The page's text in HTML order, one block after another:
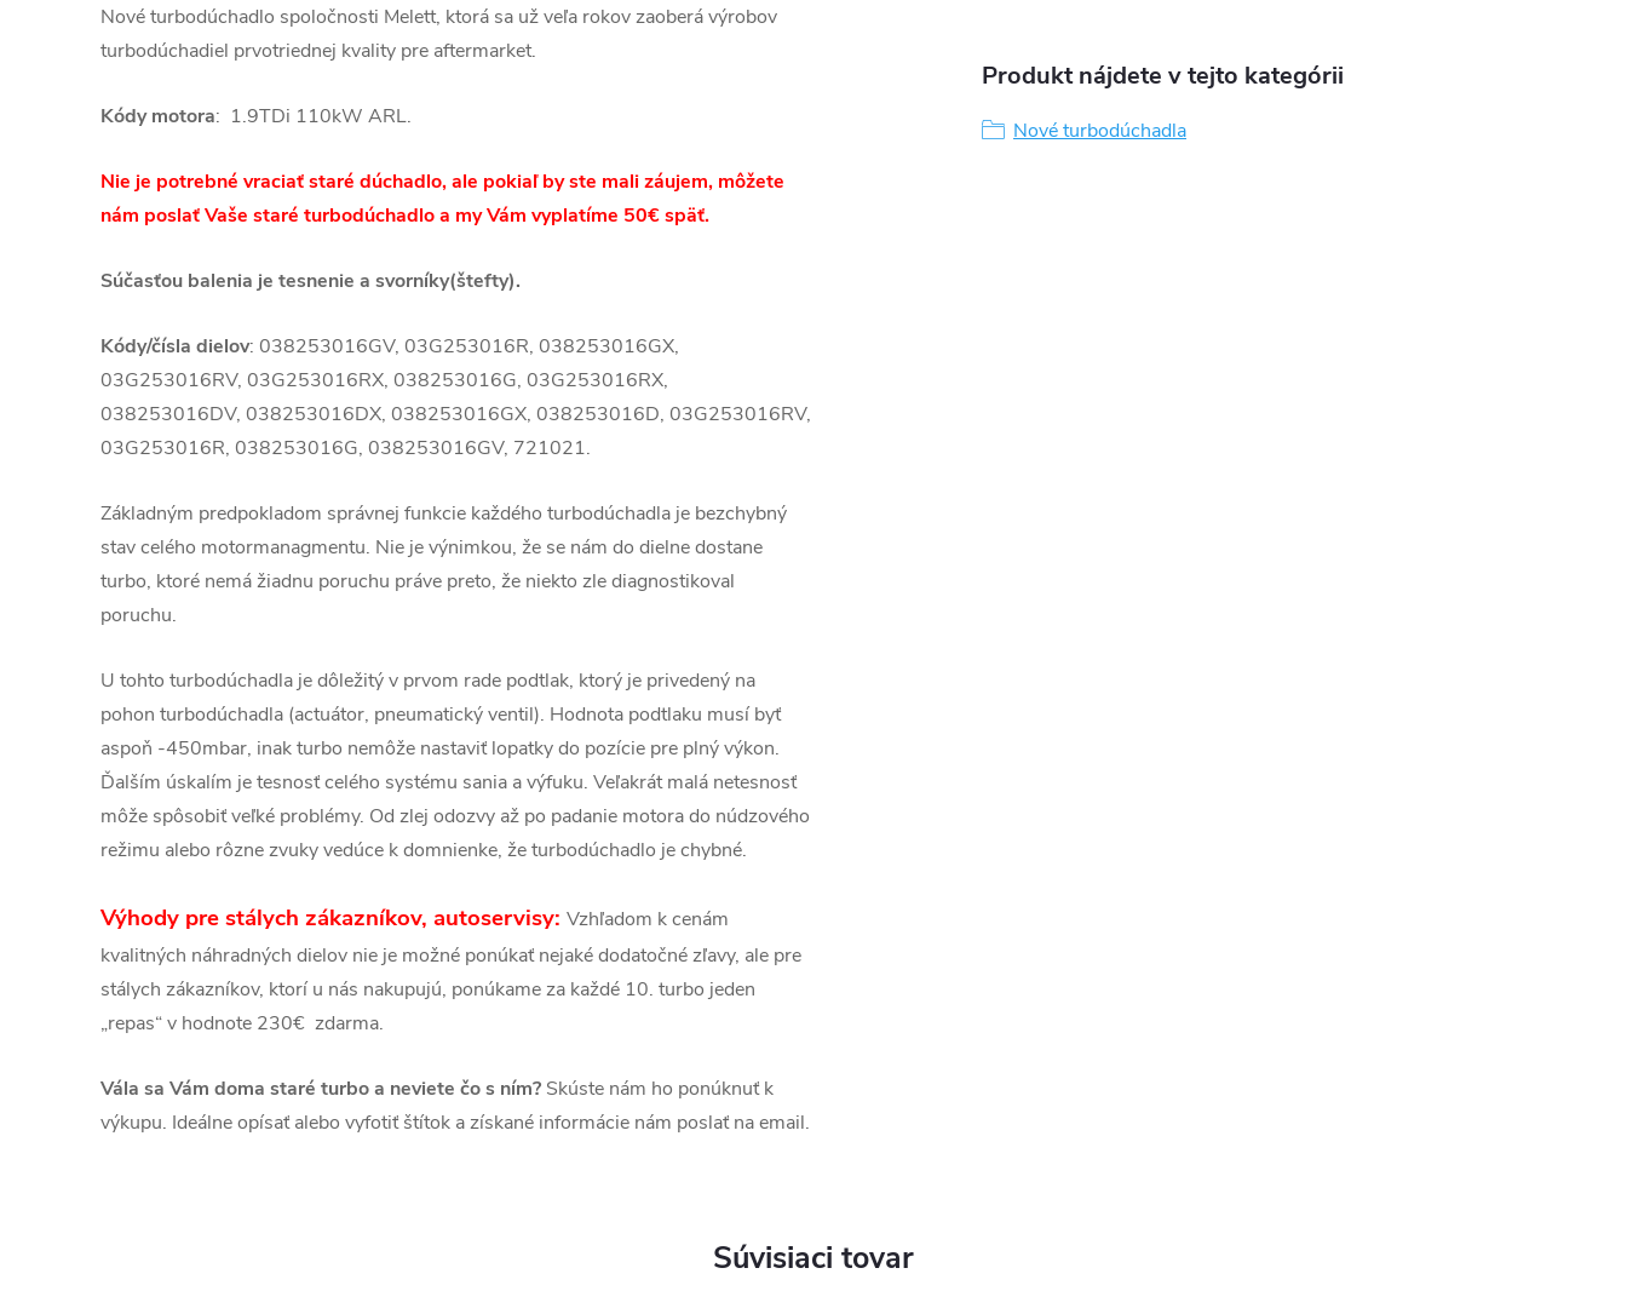
Nové turbodúchadlo spoločnosti Melett, ktorá sa už veľa rokov zaoberá výrobov
turbodúchadiel prvotriednej kvality pre aftermarket.
Kódy motora: 1.9TDi 110kW ARL.
Nie je potrebné vraciať staré dúchadlo, ale pokiaľ by ste mali záujem, môžete
nám poslať Vaše staré turbodúchadlo a my Vám vyplatíme 50€ späť.
Súčasťou balenia je tesnenie a svorníky(štefty).
Kódy/čísla dielov: 038253016GV, 03G253016R, 038253016GX,
03G253016RV, 03G253016RX, 038253016G, 03G253016RX,
038253016DV, 038253016DX, 038253016GX, 038253016D, 03G253016RV,
03G253016R, 038253016G, 038253016GV, 721021.
Základným predpokladom správnej funkcie každého turbodúchadla je bezchybný
stav celého motormanagmentu. Nie je výnimkou, že se nám do dielne dostane
turbo, ktoré nemá žiadnu poruchu práve preto, že niekto zle diagnostikoval
poruchu.
U tohto turbodúchadla je dôležitý v prvom rade podtlak, ktorý je privedený na
pohon turbodúchadla (actuátor, pneumatický ventil). Hodnota podtlaku musí byť
aspoň -450mbar, inak turbo nemôže nastaviť lopatky do pozície pre plný výkon.
Ďalším úskalím je tesnosť celého systému sania a výfuku. Veľakrát malá netesnosť
môže spôsobiť veľké problémy. Od zlej odozvy až po padanie motora do núdzového
režimu alebo rôzne zvuky vedúce k domnienke, že turbodúchadlo je chybné.
Výhody pre stálych zákazníkov, autoservisy: Vzhľadom k cenám
kvalitných náhradných dielov nie je možné ponúkať nejaké dodatočné zľavy, ale pre
stálych zákazníkov, ktorí u nás nakupujú, ponúkame za každé 10. turbo jeden
„repas“ v hodnote 230€ zdarma.
Vála sa Vám doma staré turbo a neviete čo s ním? Skúste nám ho ponúknuť k
výkupu. Ideálne opísať alebo vyfotiť štítok a získané informácie nám poslať na email.
Produkt nájdete v tejto kategórii
Nové turbodúchadla
Súvisiaci tovar